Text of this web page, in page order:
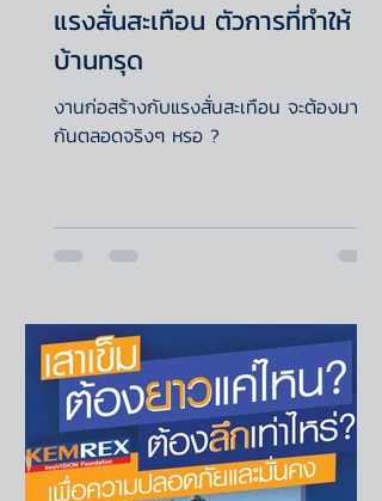
แรงสั่นสะเทือน ตัวการที่ทำให้
บ้านทรุด
งานก่อสร้างกับแรงสั่นสะเทือน จะต้องมาคู่
กันตลอดจริงๆ หรอ ?